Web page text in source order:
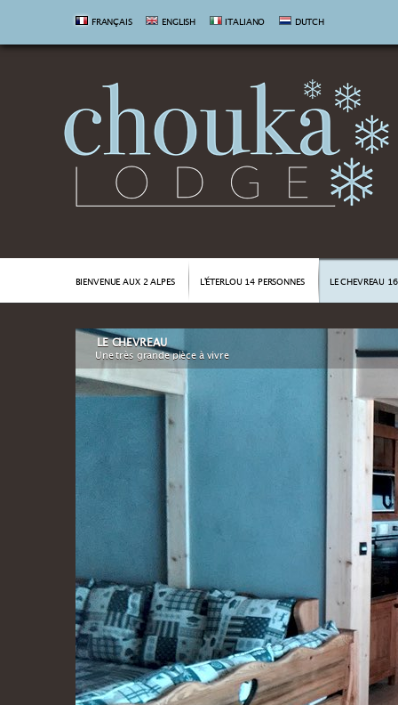
FRANÇAIS ENGLISH ITALIANO DUTCH
BIENVENUE AUX 2 ALPES L'ÉTERLOU 14 PERSONNES LE CHEVREAU
LE CHEVREAU
Une très grande pièce à vivre